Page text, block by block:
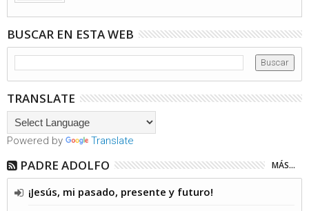
BUSCAR EN ESTA WEB
TRANSLATE
Powered by Translate
PADRE ADOLFO MÁS...
¡Jesús, mi pasado, presente y futuro!